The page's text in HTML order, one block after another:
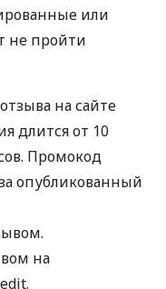
или
не пройти
на сайте
длится от 10
Промокод
опубликованный
на